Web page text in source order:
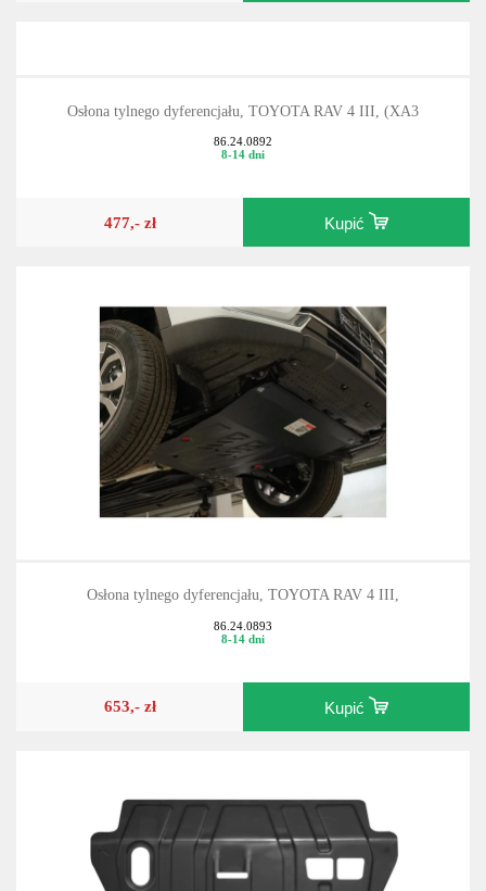
Osłona tylnego dyferencjału, TOYOTA RAV 4 III, (XA3
86.24.0892
8-14 dni
477,- zł Kupić
Osłona tylnego dyferencjału, TOYOTA RAV 4 III,
86.24.0893
8-14 dni
653,- zł Kupić